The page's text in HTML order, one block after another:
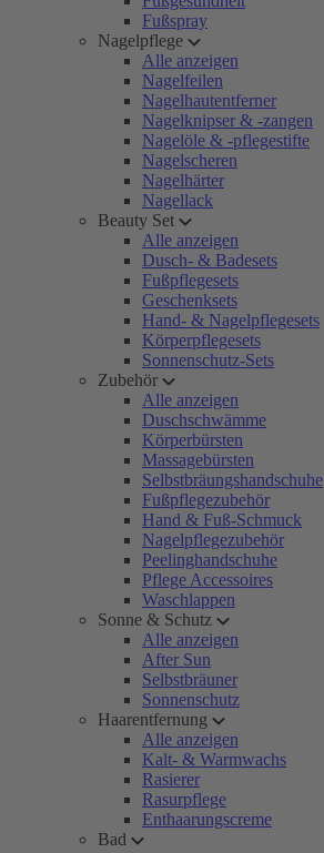
Fußspray
Nagelpflege
Alle anzeigen
Nagelfeilen
Nagelhautentferner
Nagelknipser & -zangen
Nagelöle & -pflegestifte
Nagelscheren
Nagelhärter
Nagellack
Beauty Set
Alle anzeigen
Dusch- & Badesets
Fußpflegesets
Geschenksets
Hand- & Nagelpflegesets
Körperpflegesets
Sonnenschutz-Sets
Zubehör
Alle anzeigen
Duschschwämme
Körperbürsten
Massagebürsten
Selbstbräungshandschuhe
Fußpflegezubehör
Hand & Fuß-Schmuck
Nagelpflegezubehör
Peelinghandschuhe
Pflege Accessoires
Waschlappen
Sonne & Schutz
Alle anzeigen
After Sun
Selbstbräuner
Sonnenschutz
Haarentfernung
Alle anzeigen
Kalt- & Warmwachs
Rasierer
Rasurpflege
Enthaarungscreme
Bad